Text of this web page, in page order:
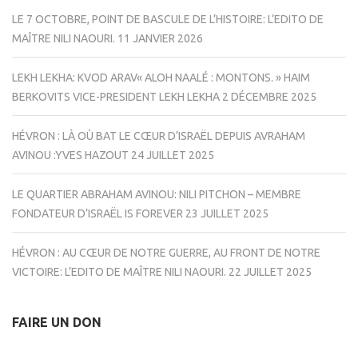
LE 7 OCTOBRE, POINT DE BASCULE DE L’HISTOIRE: L’EDITO DE
MAÎTRE NILI NAOURI. 11 JANVIER 2026
LEKH LEKHA: KVOD ARAV« ALOH NAALÉ : MONTONS. » HAIM
BERKOVITS VICE-PRESIDENT LEKH LEKHA 2 DÉCEMBRE 2025
HÉVRON : LÀ OÙ BAT LE CŒUR D’ISRAËL DEPUIS AVRAHAM
AVINOU :YVES HAZOUT 24 JUILLET 2025
LE QUARTIER ABRAHAM AVINOU: NILI PITCHON – MEMBRE
FONDATEUR D’ISRAËL IS FOREVER 23 JUILLET 2025
HÉVRON : AU CŒUR DE NOTRE GUERRE, AU FRONT DE NOTRE
VICTOIRE: L’EDITO DE MAÎTRE NILI NAOURI. 22 JUILLET 2025
FAIRE UN DON